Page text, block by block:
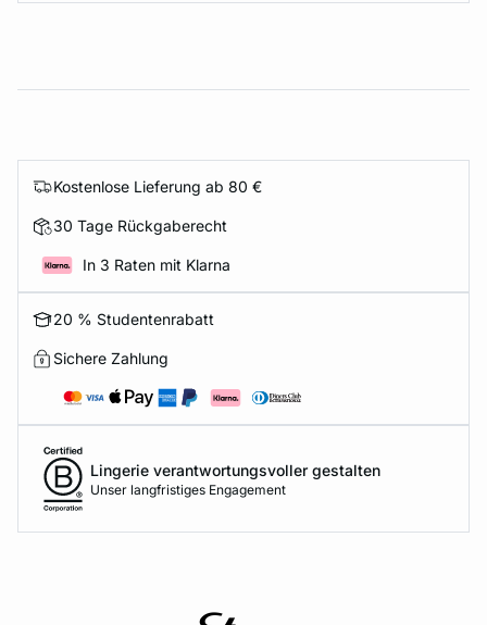
Kostenlose Lieferung ab 80 €
30 Tage Rückgaberecht
In 3 Raten mit Klarna
20 % Studentenrabatt
Sichere Zahlung
Lingerie verantwortungsvoller gestalten
Unser langfristiges Engagement